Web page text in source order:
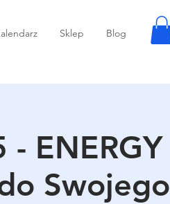
Sklep Blog
ENERGY
Swojego